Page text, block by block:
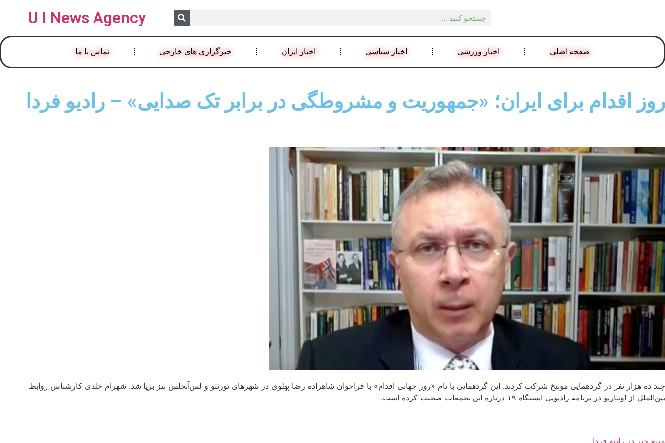
U I News Agency
صفحه اصلی اخبار ورزشی اخبار سیاسی اخبار ایران خبرگزاری های خارجی تماس با ما
روز اقدام برای ایران؛ «جمهوریت و مشروطگی در برابر تک صدایی» – رادیو فردا
چند ده هزار نفر در گردهمایی مونیخ شرکت کردند. این گردهمایی با نام «روز جهانی اقدام» با فراخوان شاهزاده رضا پهلوی در شهرهای تورنتو و لس‌آنجلس نیز برپا شد. شهرام خلدی کارشناس روابط
بین‌الملل از اونتاریو در برنامه رادیویی ایستگاه ۱۹ درباره این تجمعات صحبت کرده است.
منبع خبر در رادیو فردا